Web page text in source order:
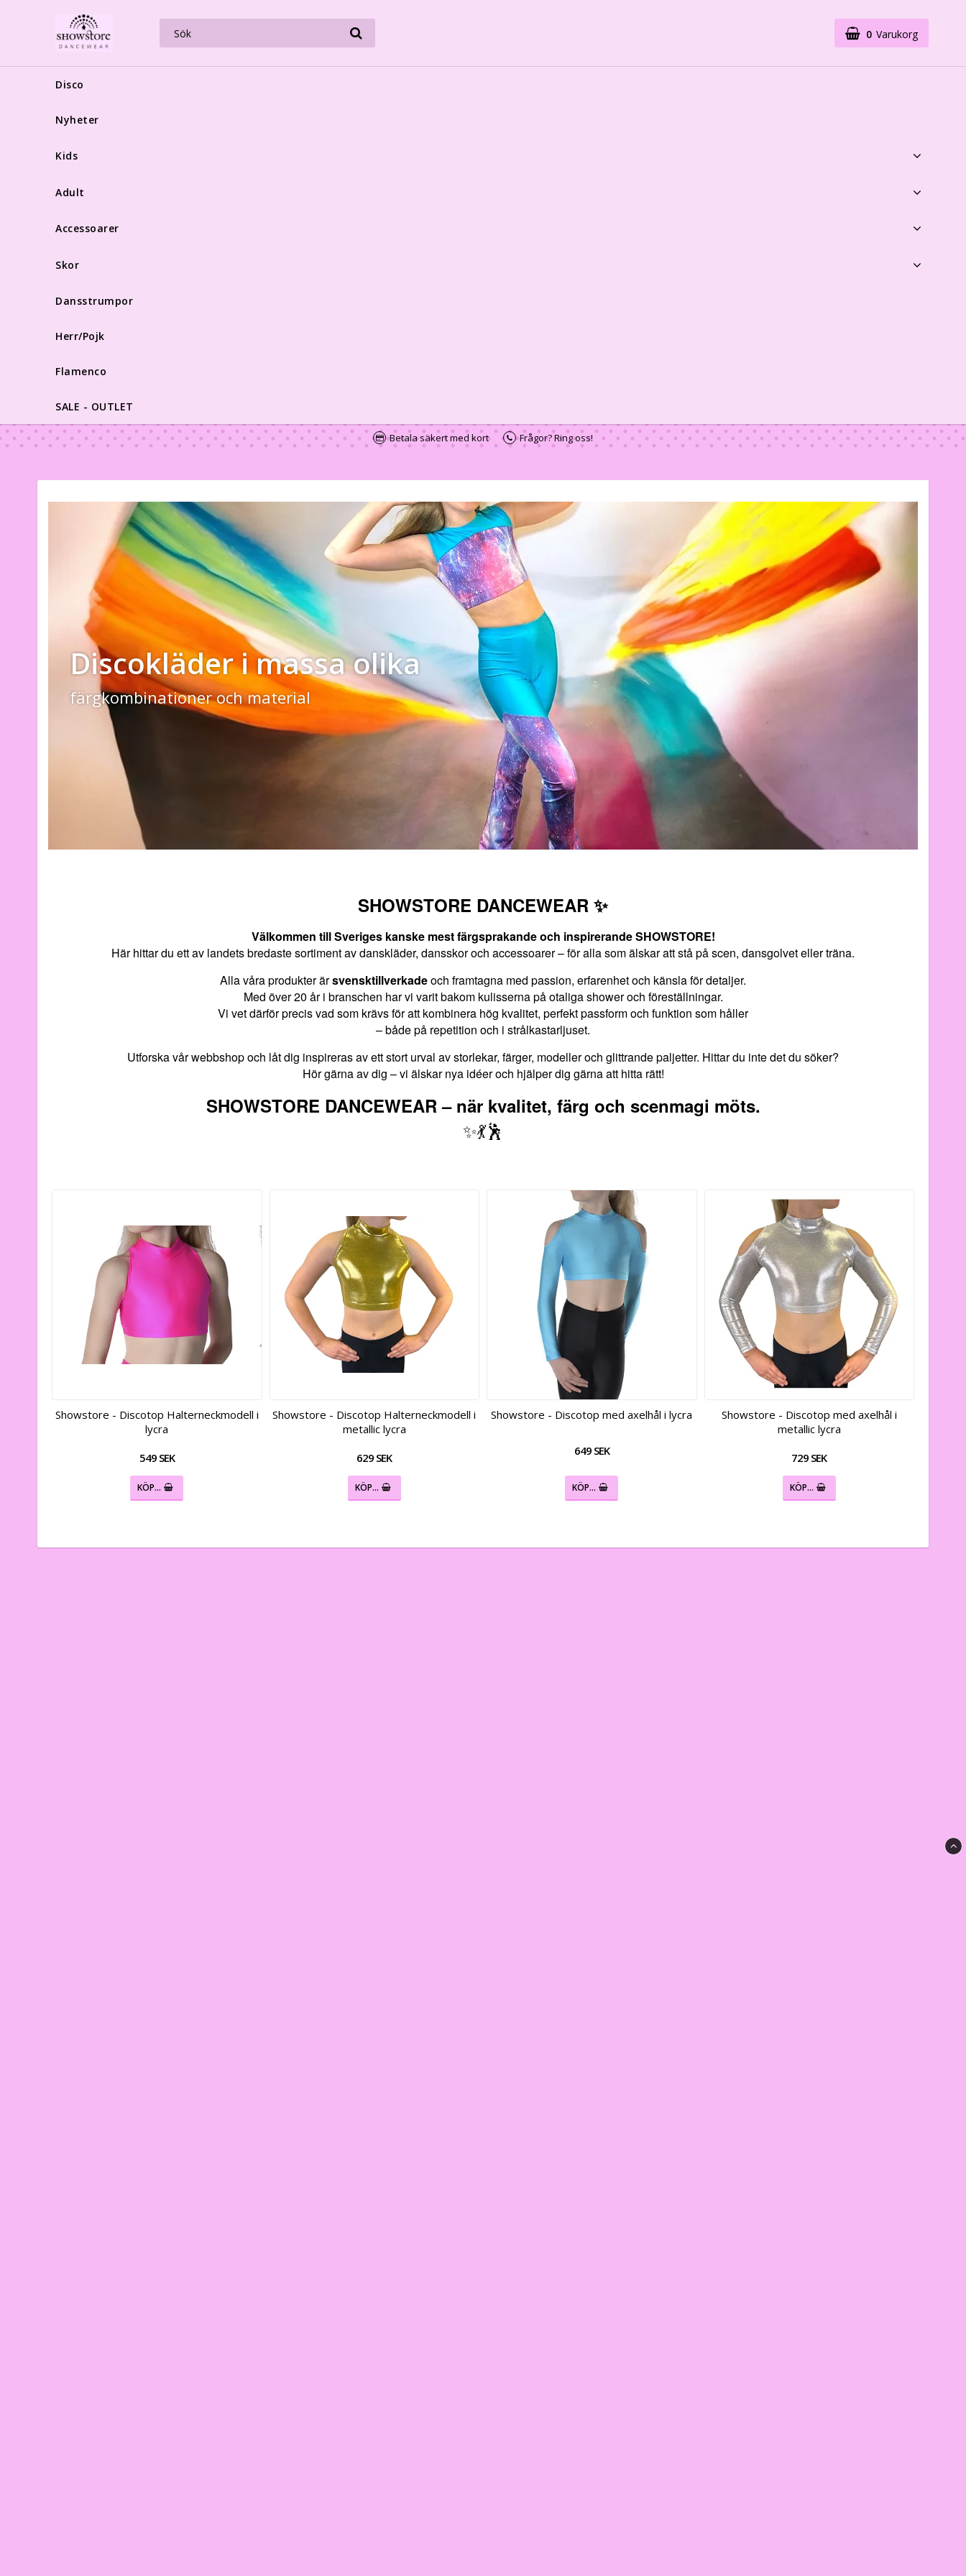
0 Varukorg
Disco
Nyheter
Kids
Adult
Accessoarer
Skor
Dansstrumpor
Herr/Pojk
Flamenco
SALE - OUTLET
Betala säkert med kort Frågor? Ring oss!
Discokläder i massa olika
färgkombinationer och material
SHOWSTORE DANCEWEAR ✨
Välkommen till Sveriges kanske mest färgsprakande och inspirerande SHOWSTORE!
Här hittar du ett av landets bredaste sortiment av danskläder, dansskor och accessoarer – för alla som älskar att stå på scen, dansgolvet eller träna.
Alla våra produkter ärsvensktillverkadeoch framtagna med passion, erfarenhet och känsla för detaljer.
Med över 20 år i branschen har vi varit bakom kulisserna på otaliga shower och föreställningar.
Vi vet därför precis vad som krävs för att kombinera hög kvalitet, perfekt passform och funktion som håller
– både på repetition och i strålkastarljuset.
Utforska vår webbshop och låt dig inspireras av ett stort urval av storlekar, färger, modeller och glittrande paljetter. Hittar du inte det du söker?
Hör gärna av dig – vi älskar nya idéer och hjälper dig gärna att hitta rätt!
SHOWSTORE DANCEWEAR – när kvalitet, färg och scenmagi möts.
✨💃🕺
Showstore - Discotop Halterneckmodell i
lycra
549 SEK
KÖP…
Showstore - Discotop Halterneckmodell i
metallic lycra
629 SEK
KÖP…
Showstore - Discotop med axelhål i lycra
649 SEK
KÖP…
Showstore - Discotop med axelhål i
metallic lycra
729 SEK
KÖP…